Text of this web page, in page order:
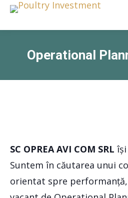
Operational
SC OPREA AVI COM SRL
Suntem în căutarea unui
orientat spre